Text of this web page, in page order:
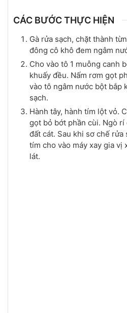
CÁC BƯỚC THỰC HIỆN
Gà rửa sạch, chặt thành
đông cô khô đem ngâm
Cho vào tô 1 muỗng canh
khuấy đều. Nấm rơm gọt
vào tô ngâm nước bột bắp
sạch.
Hành tây, hành tím lột vỏ.
gọt bỏ bớt phần cùi. Ngò rí
đất cát. Sau khi sơ chế rửa
tím cho vào máy xay gia vị
lát.